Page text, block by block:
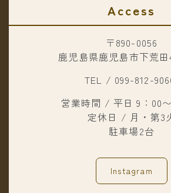
Access
〒890-0056
鹿児島県鹿児島市下荒
TEL / 099-812-
営業時間 / 平日 9：00
定休日 / 月・第3
駐車場2台
Instagram